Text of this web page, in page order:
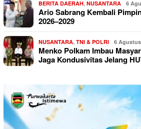
BERITA DAERAH, NUSANTARA 6
Ario Sabrang Kembali
2026–2029
NUSANTARA, TNI & POLRI 6
Menko Polkam Imbau
Jaga Kondusivitas Jelang